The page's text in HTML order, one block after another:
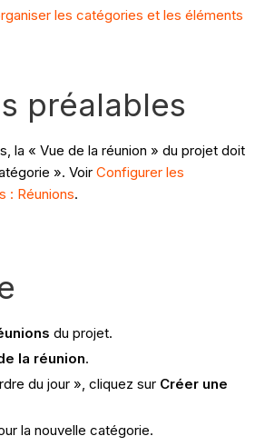
les catégories et les éléments
préalables
la « Vue de la réunion » du projet doit
». Voir Configurer les
: Réunions.
du projet.
la réunion.
du jour », cliquez sur Créer une
la nouvelle catégorie.